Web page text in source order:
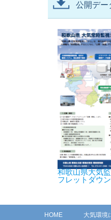
公開デー
和歌山県大気
フレットダウ
HOME 大気環境